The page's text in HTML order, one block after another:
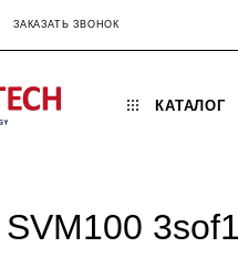
ЗАКАЗАТЬ ЗВОНОК
КАТАЛОГ